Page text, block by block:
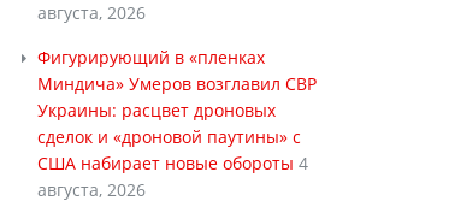
августа, 2026
Фигурирующий в «пленках
Миндича» Умеров возглавил СВР
Украины: расцвет дроновых
сделок и «дроновой паутины» с
США набирает новые обороты 4
августа, 2026